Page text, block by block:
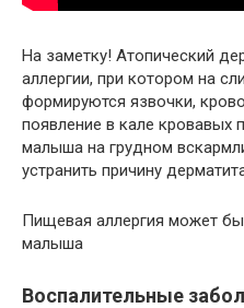
На заметку! Атопический
аллергии, при котором на
формируются язвочки,
появление в кале кровавых
малыша на грудном
устранить причину
Пищевая аллергия может
малыша
Воспалительные